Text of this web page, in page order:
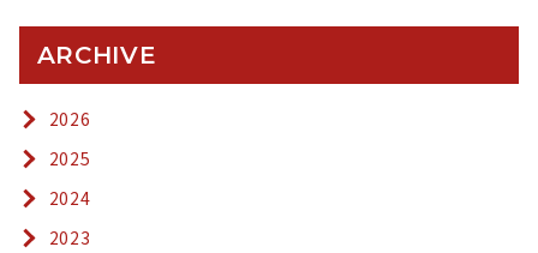
ARCHIVE
2026
2025
2024
2023